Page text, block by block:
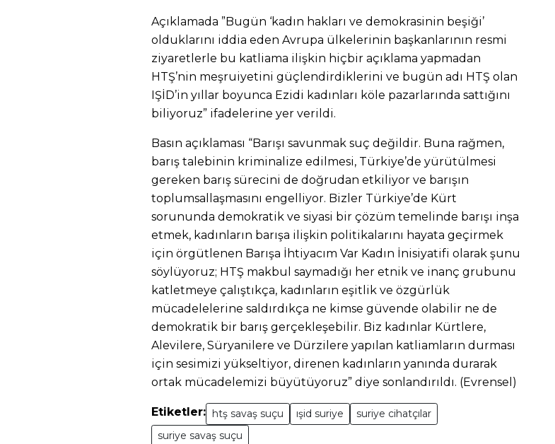
Açıklamada ‎”Bugün ‘kadın hakları ve demokrasinin beşiği’
olduklarını iddia eden Avrupa ülkelerinin başkanlarının resmi
ziyaretlerle bu katliama ilişkin hiçbir açıklama yapmadan
HTŞ’nin meşruiyetini güçlendirdiklerini ve bugün adı HTŞ olan
IŞİD’in yıllar boyunca Ezidi kadınları köle pazarlarında sattığını
biliyoruz” ifadelerine yer verildi.
Basın açıklaması “Barışı savunmak suç değildir. Buna rağmen,
barış talebinin kriminalize edilmesi, Türkiye’de yürütülmesi
gereken barış sürecini de doğrudan etkiliyor ve barışın
toplumsallaşmasını engelliyor. Bizler Türkiye’de Kürt
sorununda demokratik ve siyasi bir çözüm temelinde barışı inşa
etmek, kadınların barışa ilişkin politikalarını hayata geçirmek
için örgütlenen Barışa İhtiyacım Var Kadın İnisiyatifi olarak şunu
söylüyoruz; HTŞ makbul saymadığı her etnik ve inanç grubunu
katletmeye çalıştıkça, kadınların eşitlik ve özgürlük
mücadelelerine saldırdıkça ne kimse güvende olabilir ne de
demokratik bir barış gerçekleşebilir. Biz kadınlar Kürtlere,
Alevilere, Süryanilere ve Dürzilere yapılan katliamların durması
için sesimizi yükseltiyor, direnen kadınların yanında durarak
ortak mücadelemizi büyütüyoruz” diye sonlandırıldı. (Evrensel)
Etiketler: htş savaş suçu ışid suriye
suriye cihatçılar
suriye savaş suçu